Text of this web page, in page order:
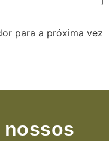
para a próxima vez
nossos